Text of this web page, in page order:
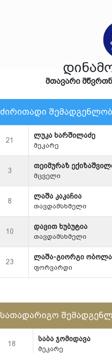
მთავარი
ძირითადი
21
ლუკა ხარშილაძე
მეკარე
3
თეიმურაზ
მცველი
8
ლაშა კაკაჩია
თავდამსხმელი
10
დავით ხუბუტია
თავდამსხმელი
23
ლაშა-გიორგი
ფორვარდი
სათადარიგო
18
საბა ჯომიდავა
მეკარე